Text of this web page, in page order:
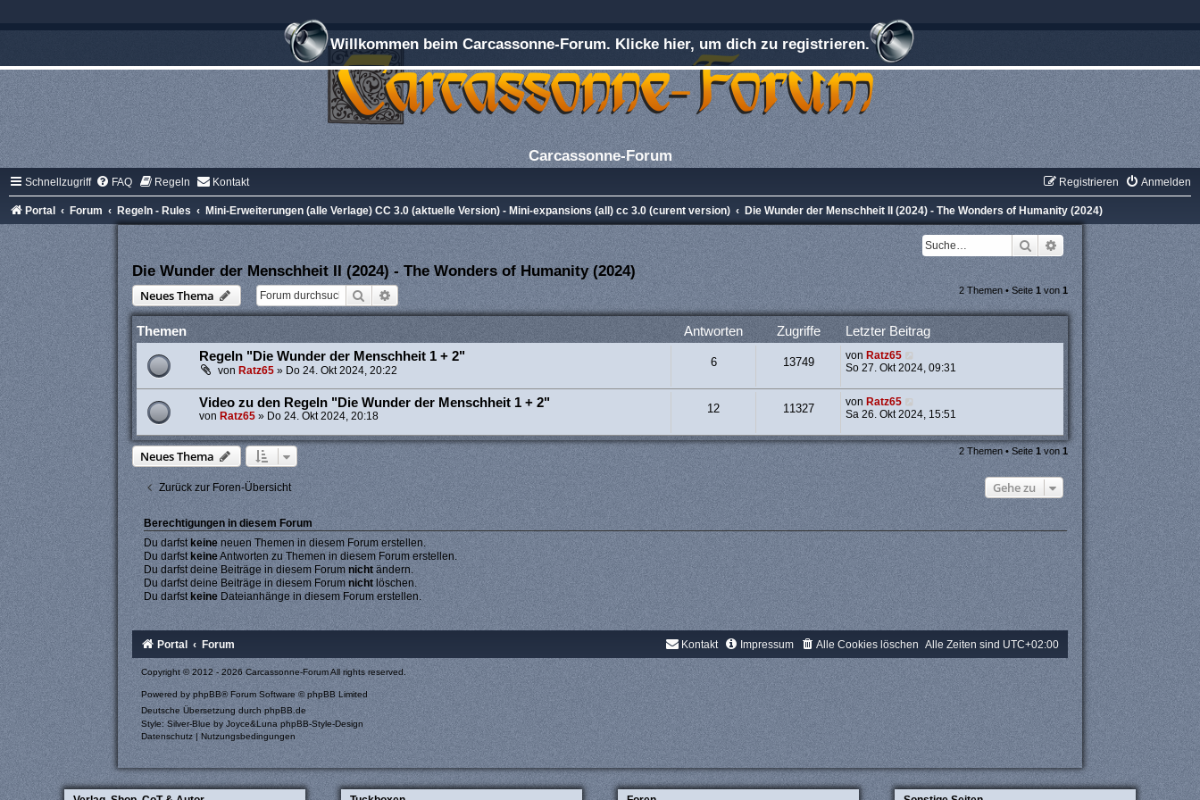
Willkommen beim Carcassonne-Forum. Klicke hier, um dich zu registrieren.
Carcassonne-Forum
Schnellzugriff FAQ Regeln Kontakt Anmelden
Registrieren
Portal Forum Regeln - Rules Mini-Erweiterungen (alle Verlage) CC 3.0 (aktuelle Version) - Mini-expansions (all) cc 3.0 (curent version) Die Wunder der Menschheit II (2024) - The Wonders of Humanity (2024)
Suche
Erweiterte Suche
Die Wunder der Menschheit II (2024) - The Wonders of Humanity (2024)
Neues Thema
Suche Erweiterte Suche 2 Themen • Seite1 von1
Themen Antworten Zugriffe Letzter Beitrag
Regeln "Die Wunder der Menschheit 1 + 2"
von Ratz65» Do 24. Okt 2024, 20:22
6 13749 von Ratz65
So 27. Okt 2024, 09:31
Video zu den Regeln "Die Wunder der Menschheit 1 + 2"
von Ratz65» Do 24. Okt 2024, 20:18
12 11327 von Ratz65
Sa 26. Okt 2024, 15:51
Neues Thema 2 Themen • Seite1von1
Zurück zur Foren-Übersicht Gehe zu
Berechtigungen in diesem Forum
Du darfst keineneuen Themen in diesem Forum erstellen.
Du darfst keineAntworten zu Themen in diesem Forum erstellen.
Du darfst deine Beiträge in diesem Forum nichtändern.
Du darfst deine Beiträge in diesem Forumnichtlöschen.
Du darfst keineDateianhänge in diesem Forum erstellen.
Portal Forum Alle Zeiten sind UTC+02:00
Alle Cookies löschen
Impressum
Kontakt
Copyright © 2012 - 2026 Carcassonne-Forum All rights reserved.
Powered by phpBB® Forum Software © phpBB Limited
Deutsche Übersetzung durch phpBB.de
Style: Silver-Blue by Joyce&Luna phpBB-Style-Design
Datenschutz |Nutzungsbedingungen